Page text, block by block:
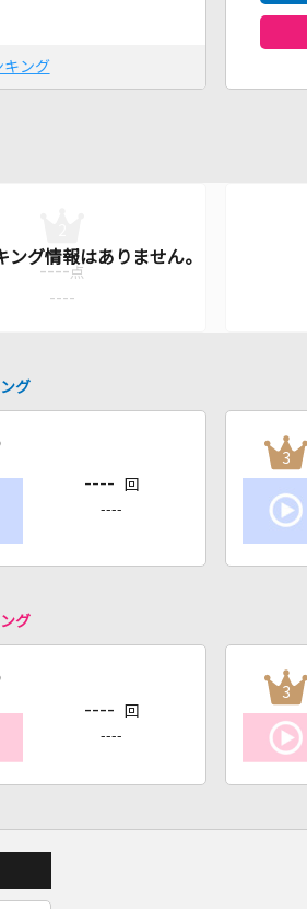
ング
---- 点
----
グ
---- 回
----
3
グ
---- 回
----
3